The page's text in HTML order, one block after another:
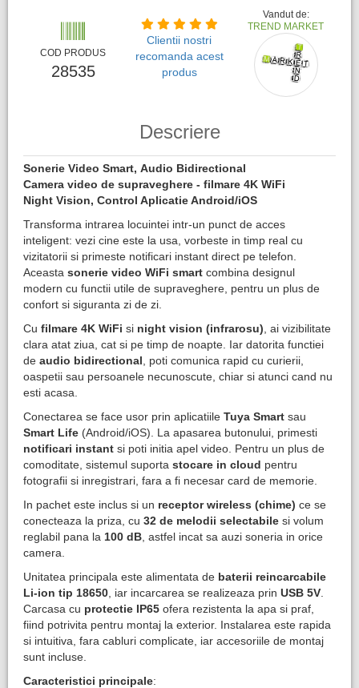
COD PRODUS
28535
Clientii nostri
recomanda acest
produs
Vandut de:
TREND MARKET
Descriere
Sonerie Video Smart, Audio Bidirectional
Camera video de supraveghere - filmare 4K WiFi
Night Vision, Control Aplicatie Android/iOS
Transforma intrarea locuintei intr-un punct de acces
inteligent: vezi cine este la usa, vorbeste in timp real cu
vizitatorii si primeste notificari instant direct pe telefon.
Aceasta sonerie video WiFi smart combina designul
modern cu functii utile de supraveghere, pentru un plus de
confort si siguranta zi de zi.
Cu filmare 4K WiFi si night vision (infrarosu) , ai vizibilitate
clara atat ziua, cat si pe timp de noapte. Iar datorita functiei
de audio bidirectional , poti comunica rapid cu curierii,
oaspetii sau persoanele necunoscute, chiar si atunci cand nu
esti acasa.
Conectarea se face usor prin aplicatiile Tuya Smart sau
Smart Life (Android/iOS). La apasarea butonului, primesti
notificari instant si poti initia apel video. Pentru un plus de
comoditate, sistemul suporta stocare in cloud pentru
fotografii si inregistrari, fara a fi necesar card de memorie.
In pachet este inclus si un receptor wireless (chime) ce se
conecteaza la priza, cu 32 de melodii selectabile si volum
reglabil pana la 100 dB , astfel incat sa auzi soneria in orice
camera.
Unitatea principala este alimentata de baterii reincarcabile
Li-ion tip 18650 , iar incarcarea se realizeaza prin USB 5V
Carcasa cu protectie IP65 ofera rezistenta la apa si praf,
fiind potrivita pentru montaj la exterior. Instalarea este rapida
si intuitiva, fara cabluri complicate, iar accesoriile de montaj
sunt incluse.
Caracteristici principale: